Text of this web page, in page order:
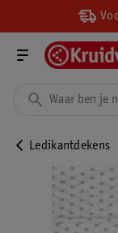
Ledikantdekens